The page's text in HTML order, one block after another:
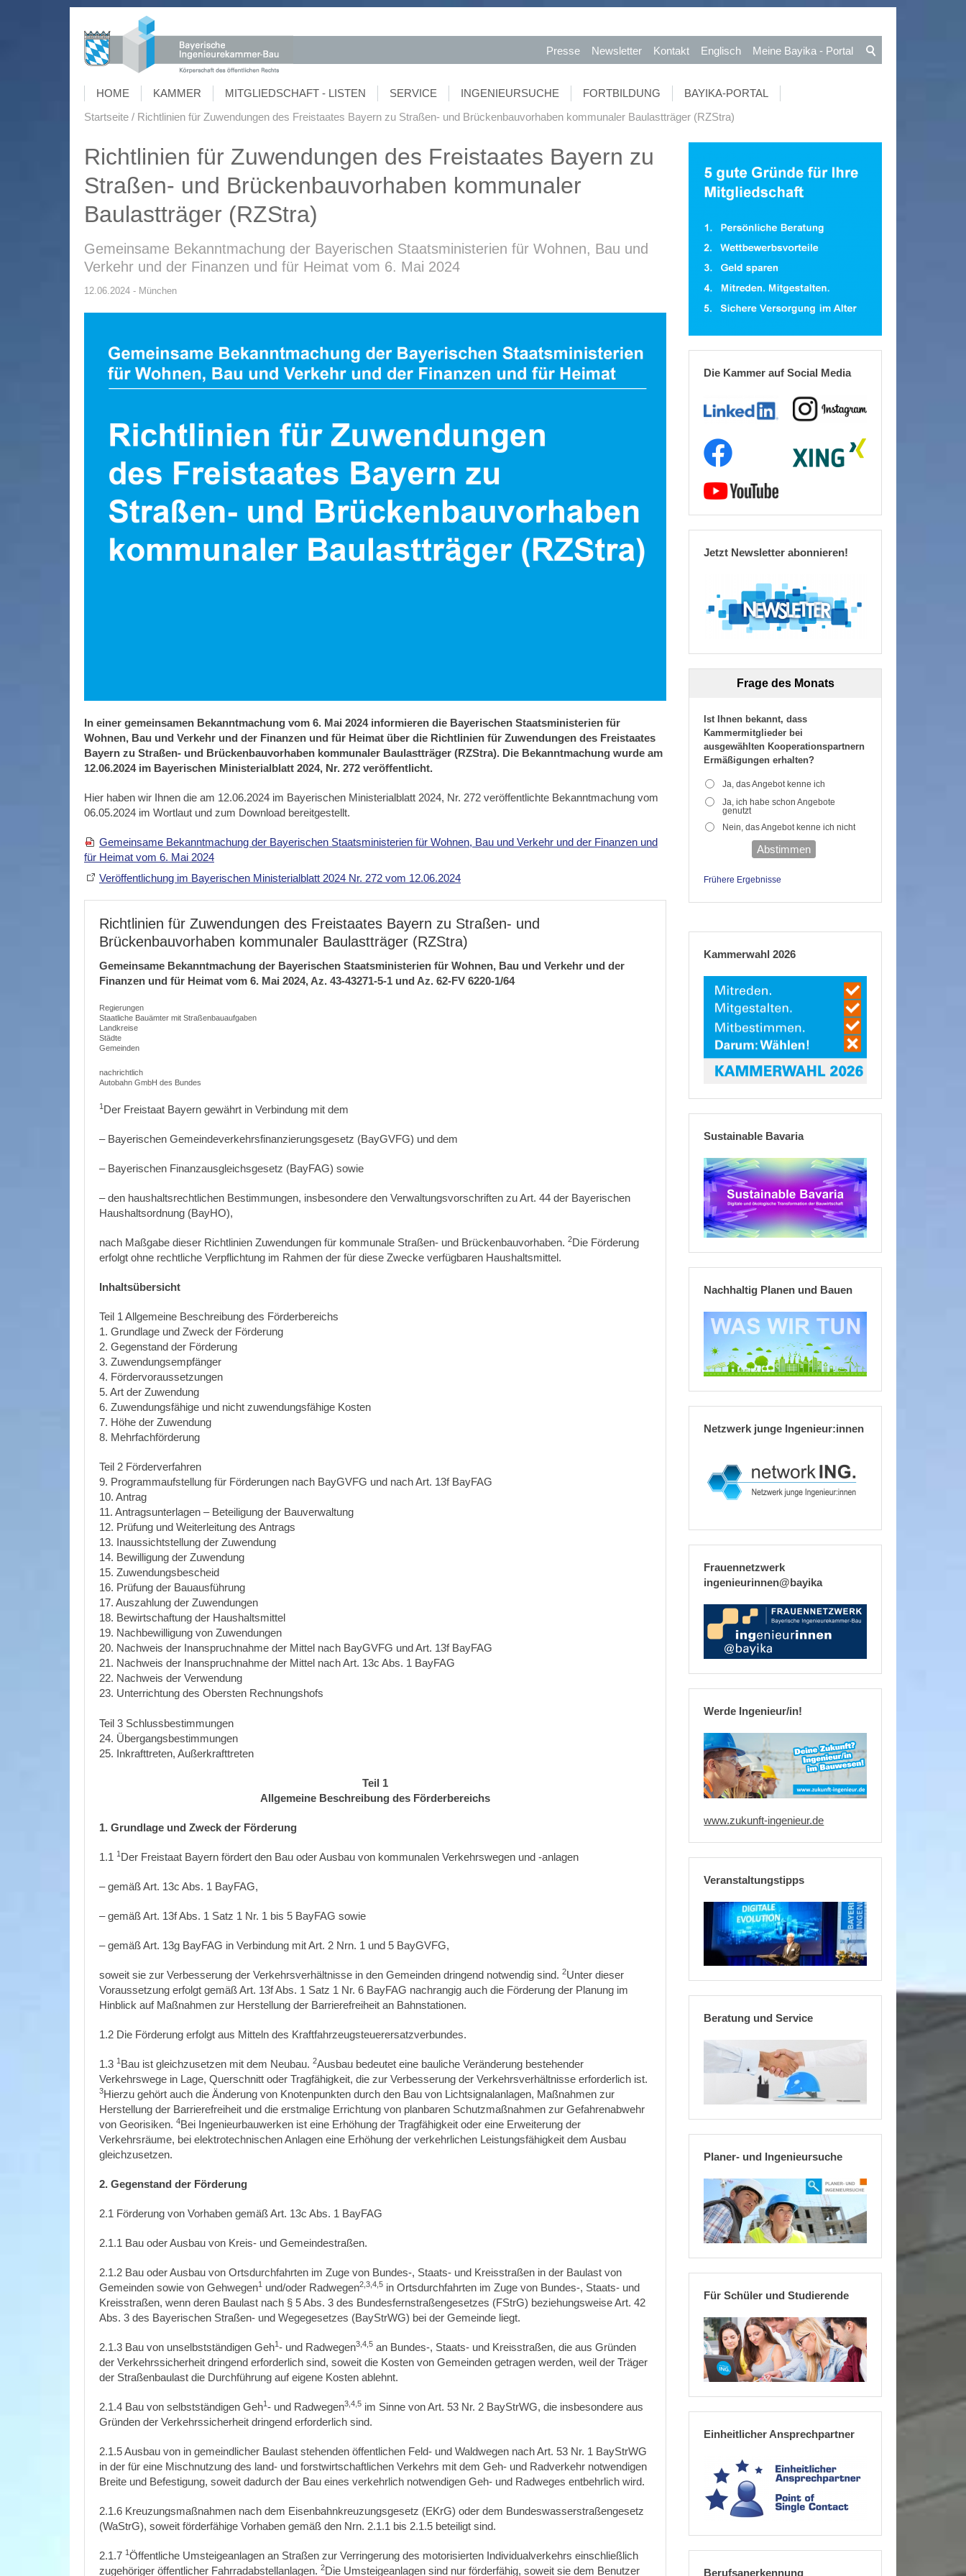
Presse Newsletter Kontakt Englisch Meine Bayika - Portal
HOME KAMMER MITGLIEDSCHAFT - LISTEN SERVICE INGENIEURSUCHE FORTBILDUNG
BAYIKA-PORTAL
Startseite
Richtlinien für Zuwendungen des Freistaates Bayern zu Straßen- und Brückenbauvorhaben kommunaler Baulastträger (RZStra)
Richtlinien für Zuwendungen des Freistaates Bayern zu
Straßen- und Brückenbauvorhaben kommunaler
Baulastträger (RZStra)
Gemeinsame Bekanntmachung der Bayerischen Staatsministerien für Wohnen, Bau und
Verkehr und der Finanzen und für Heimat vom 6. Mai 2024
12.06.2024 - München
In einer gemeinsamen Bekanntmachung vom 6. Mai 2024 informieren die Bayerischen Staatsministerien für
Wohnen, Bau und Verkehr und der Finanzen und für Heimat über die Richtlinien für Zuwendungen des Freistaates
Bayern zu Straßen- und Brückenbauvorhaben kommunaler Baulastträger (RZStra). Die Bekanntmachung wurde am
12.06.2024 im Bayerischen Ministerialblatt 2024, Nr. 272 veröffentlicht.
Hier haben wir Ihnen die am 12.06.2024 im Bayerischen Ministerialblatt 2024, Nr. 272 veröffentlichte Bekanntmachung vom
06.05.2024 im Wortlaut und zum Download bereitgestellt.
Gemeinsame Bekanntmachung der Bayerischen Staatsministerien für Wohnen, Bau und Verkehr und der Finanzen und
für Heimat vom 6. Mai 2024
Veröffentlichung im Bayerischen Ministerialblatt 2024 Nr. 272 vom 12.06.2024
Richtlinien für Zuwendungen des Freistaates Bayern zu Straßen- und
Brückenbauvorhaben kommunaler Baulastträger (RZStra)
Gemeinsame Bekanntmachung der Bayerischen Staatsministerien für Wohnen, Bau und Verkehr und der
Finanzen und für Heimat vom 6. Mai 2024, Az. 43-43271-5-1 und Az. 62-FV 6220-1/64
Regierungen
Staatliche Bauämter mit Straßenbauaufgaben
Landkreise
Städte
Gemeinden
nachrichtlich
Autobahn GmbH des Bundes
1 Der Freistaat Bayern gewährt in Verbindung mit dem
– Bayerischen Gemeindeverkehrsfinanzierungsgesetz (BayGVFG) und dem
– Bayerischen Finanzausgleichsgesetz (BayFAG) sowie
– den haushaltsrechtlichen Bestimmungen, insbesondere den Verwaltungsvorschriften zu Art. 44 der Bayerischen
Haushaltsordnung (BayHO),
nach Maßgabe dieser Richtlinien Zuwendungen für kommunale Straßen- und Brückenbauvorhaben. 2Die Förderung
erfolgt ohne rechtliche Verpflichtung im Rahmen der für diese Zwecke verfügbaren Haushaltsmittel.
Inhaltsübersicht
Teil 1 Allgemeine Beschreibung des Förderbereichs
1. Grundlage und Zweck der Förderung
2. Gegenstand der Förderung
3. Zuwendungsempfänger
4. Fördervoraussetzungen
5. Art der Zuwendung
6. Zuwendungsfähige und nicht zuwendungsfähige Kosten
7. Höhe der Zuwendung
8. Mehrfachförderung
Teil 2 Förderverfahren
9. Programmaufstellung für Förderungen nach BayGVFG und nach Art. 13f BayFAG
10. Antrag
11. Antragsunterlagen – Beteiligung der Bauverwaltung
12. Prüfung und Weiterleitung des Antrags
13. Inaussichtstellung der Zuwendung
14. Bewilligung der Zuwendung
15. Zuwendungsbescheid
16. Prüfung der Bauausführung
17. Auszahlung der Zuwendungen
18. Bewirtschaftung der Haushaltsmittel
19. Nachbewilligung von Zuwendungen
20. Nachweis der Inanspruchnahme der Mittel nach BayGVFG und Art. 13f BayFAG
21. Nachweis der Inanspruchnahme der Mittel nach Art. 13c Abs. 1 BayFAG
22. Nachweis der Verwendung
23. Unterrichtung des Obersten Rechnungshofs
Teil 3 Schlussbestimmungen
24. Übergangsbestimmungen
25. Inkrafttreten, Außerkrafttreten
Teil 1
Allgemeine Beschreibung des Förderbereichs
1. Grundlage und Zweck der Förderung
1.1 1 Der Freistaat Bayern fördert den Bau oder Ausbau von kommunalen Verkehrswegen und -anlagen
– gemäß Art. 13c Abs. 1 BayFAG,
– gemäß Art. 13f Abs. 1 Satz 1 Nr. 1 bis 5 BayFAG sowie
– gemäß Art. 13g BayFAG in Verbindung mit Art. 2 Nrn. 1 und 5 BayGVFG,
soweit sie zur Verbesserung der Verkehrsverhältnisse in den Gemeinden dringend notwendig sind. 2Unter dieser
Voraussetzung erfolgt gemäß Art. 13f Abs. 1 Satz 1 Nr. 6 BayFAG nachrangig auch die Förderung der Planung im
Hinblick auf Maßnahmen zur Herstellung der Barrierefreiheit an Bahnstationen.
1.2 Die Förderung erfolgt aus Mitteln des Kraftfahrzeugsteuerersatzverbundes.
1.3 1 Bau ist gleichzusetzen mit dem Neubau. 2Ausbau bedeutet eine bauliche Veränderung bestehender
Verkehrswege in Lage, Querschnitt oder Tragfähigkeit, die zur Verbesserung der Verkehrsverhältnisse erforderlich ist.
3Hierzu gehört auch die Änderung von Knotenpunkten durch den Bau von Lichtsignalanlagen, Maßnahmen zur
Herstellung der Barrierefreiheit und die erstmalige Errichtung von planbaren Schutzmaßnahmen zur Gefahrenabwehr
von Georisiken. 4Bei Ingenieurbauwerken ist eine Erhöhung der Tragfähigkeit oder eine Erweiterung der
Verkehrsräume, bei elektrotechnischen Anlagen eine Erhöhung der verkehrlichen Leistungsfähigkeit dem Ausbau
gleichzusetzen.
2. Gegenstand der Förderung
2.1 Förderung von Vorhaben gemäß Art. 13c Abs. 1 BayFAG
2.1.1 Bau oder Ausbau von Kreis- und Gemeindestraßen.
2.1.2 Bau oder Ausbau von Ortsdurchfahrten im Zuge von Bundes-, Staats- und Kreisstraßen in der Baulast von
Gemeinden sowie von Gehwegen1 und/oder Radwegen2,3,4,5 in Ortsdurchfahrten im Zuge von Bundes-, Staats- und
Kreisstraßen, wenn deren Baulast nach § 5 Abs. 3 des Bundesfernstraßengesetzes (FStrG) beziehungsweise Art. 42
Abs. 3 des Bayerischen Straßen- und Wegegesetzes (BayStrWG) bei der Gemeinde liegt.
2.1.3 Bau von unselbstständigen Geh1- und Radwegen3,4,5 an Bundes-, Staats- und Kreisstraßen, die aus Gründen
der Verkehrssicherheit dringend erforderlich sind, soweit die Kosten von Gemeinden getragen werden, weil der Träger
der Straßenbaulast die Durchführung auf eigene Kosten ablehnt.
2.1.4 Bau von selbstständigen Geh1- und Radwegen3,4,5 im Sinne von Art. 53 Nr. 2 BayStrWG, die insbesondere aus
Gründen der Verkehrssicherheit dringend erforderlich sind.
2.1.5 Ausbau von in gemeindlicher Baulast stehenden öffentlichen Feld- und Waldwegen nach Art. 53 Nr. 1 BayStrWG
in der für eine Mischnutzung des land- und forstwirtschaftlichen Verkehrs mit dem Geh- und Radverkehr notwendigen
Breite und Befestigung, soweit dadurch der Bau eines verkehrlich notwendigen Geh- und Radweges entbehrlich wird.
2.1.6 Kreuzungsmaßnahmen nach dem Eisenbahnkreuzungsgesetz (EKrG) oder dem Bundeswasserstraßengesetz
(WaStrG), soweit förderfähige Vorhaben gemäß den Nrn. 2.1.1 bis 2.1.5 beteiligt sind.
2.1.7 1Öffentliche Umsteigeanlagen an Straßen zur Verringerung des motorisierten Individualverkehrs einschließlich
zugehöriger öffentlicher Fahrradabstellanlagen. 2Die Umsteigeanlagen sind nur förderfähig, soweit sie dem Benutzer
Die Kammer auf Social Media
Jetzt Newsletter abonnieren!
Frage des Monats
Ist Ihnen bekannt, dass
Kammermitglieder bei
ausgewählten Kooperationspartnern
Ermäßigungen erhalten?
Ja, das Angebot kenne ich
Ja, ich habe schon Angebote
genutzt
Nein, das Angebot kenne ich nicht
Abstimmen
Frühere Ergebnisse
Kammerwahl 2026
Sustainable Bavaria
Nachhaltig Planen und Bauen
Netzwerk junge Ingenieur:innen
Frauennetzwerk
ingenieurinnen@bayika
Werde Ingenieur/in!
www.zukunft-ingenieur.de
Veranstaltungstipps
Beratung und Service
Planer- und Ingenieursuche
Für Schüler und Studierende
Einheitlicher Ansprechpartner
Berufsanerkennung